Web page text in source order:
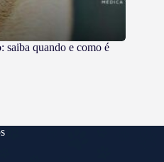
saiba quando e como é